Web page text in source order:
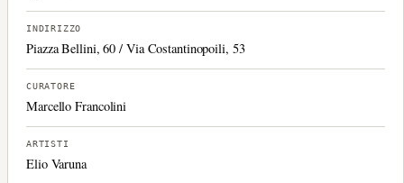
INDIRIZZO
Piazza Bellini, 60 / Via Costantinopoili, 53
CURATORE
Marcello Francolini
ARTISTI
Elio Varuna